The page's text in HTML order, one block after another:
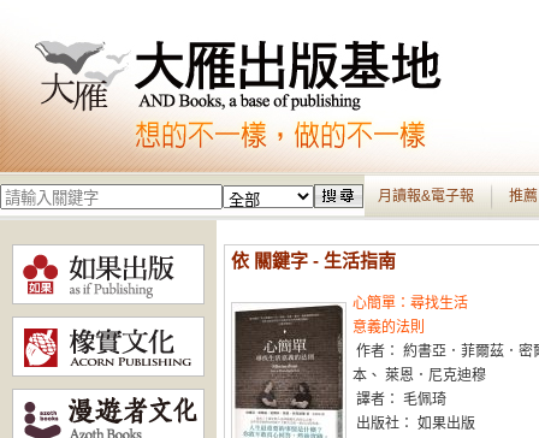
月讀報&電子報 推
依 關鍵字 - 生活指南
心簡單：尋找生活
意義的法則
作者： 約書亞．菲爾茲．密
本、 萊恩．尼克迪穆
譯者： 毛佩琦
出版社： 如果出版